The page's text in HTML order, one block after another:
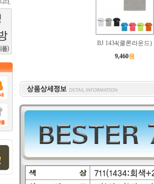
BJ 1434(쿨론라운드)
9,460원